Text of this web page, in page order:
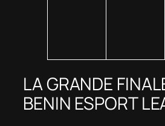
LA GRANDE
BENIN ESPORT